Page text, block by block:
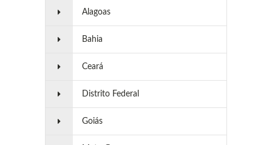
Alagoas
Bahia
Ceará
Distrito Federal
Goiás